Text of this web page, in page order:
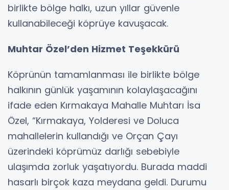
birlikte bölge halkı, uzun yıllar güvenle
kullanabileceği köprüye kavuşacak.
Muhtar Özel’den Hizmet Teşekkürü
Köprünün tamamlanması ile birlikte bölge
halkının günlük yaşamının kolaylaşacağını
ifade eden Kırmakaya Mahalle Muhtarı İsa
Özel, “Kırmakaya, Yolderesi ve Doluca
mahallelerin kullandığı ve Orçan Çayı
üzerindeki köprümüz darlığı sebebiyle
ulaşımda zorluk yaşatıyordu. Burada maddi
hasarlı birçok kaza meydana geldi. Durumu